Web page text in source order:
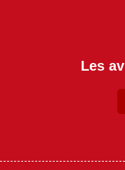
Les